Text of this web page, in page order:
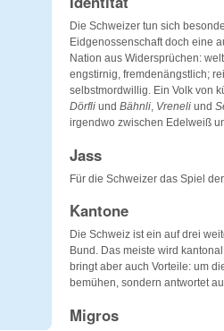
Die Schweizer tun sich
Eidgenossenschaft doch eine
Nation aus Widersprüchen:
engstirnig, fremdenängstlich;
selbstmordwillig. Ein Volk von
Dörfli und Bähnli, Vreneli und
irgendwo zwischen Edelweiß
Jass
Für die Schweizer das Spiel
Kantone
Die Schweiz ist ein auf drei
Bund. Das meiste wird
bringt aber auch Vorteile: um
bemühen, sondern antwortet
Migros